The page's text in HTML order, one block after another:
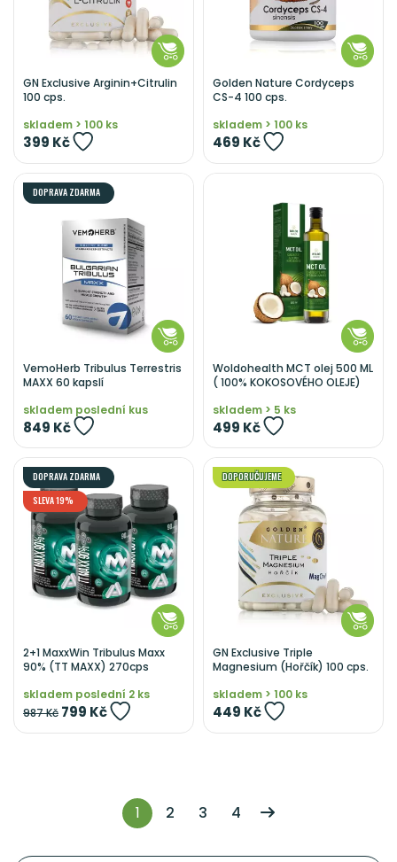
GN Exclusive Arginin+Citrulin
100 cps.
skladem > 100 ks
399 Kč
Golden Nature Cordyceps
CS-4 100 cps.
skladem > 100 ks
469 Kč
DOPRAVA ZDARMA
VemoHerb Tribulus Terrestris
MAXX 60 kapslí
skladem poslední kus
849 Kč
Woldohealth MCT olej 500 ML
( 100% KOKOSOVÉHO OLEJE)
skladem > 5 ks
499 Kč
DOPRAVA ZDARMA
SLEVA 19%
2+1 MaxxWin Tribulus Maxx
90% (TT MAXX) 270cps
skladem poslední 2 ks
987 Kč 799 Kč
DOPORUČUJEME
GN Exclusive Triple
Magnesium (Hořčík) 100 cps.
skladem > 100 ks
449 Kč
1 2 3 4